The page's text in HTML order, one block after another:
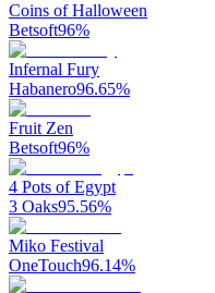
Coins of Halloween
Betsoft96%
Infernal Fury
Habanero96.65%
Fruit Zen
Betsoft96%
4 Pots of Egypt
3 Oaks95.56%
Miko Festival
OneTouch96.14%